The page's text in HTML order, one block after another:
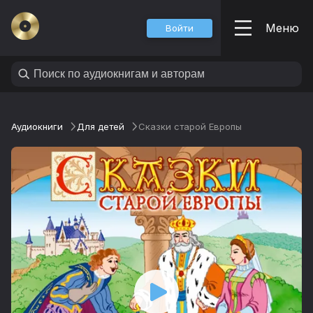
Войти Меню
Аудиокниги Для детей Сказки старой Европы